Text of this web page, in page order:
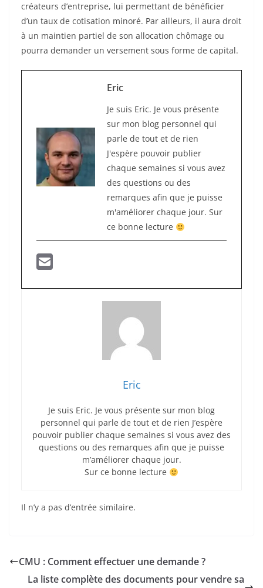
créateurs d’entreprise, lui permettant de bénéficier
d’un taux de cotisation minoré. Par ailleurs, il aura droit
à un maintien partiel de son allocation chômage ou
pourra demander un versement sous forme de capital.
Eric
Je suis Eric. Je vous présente
sur mon blog personnel qui
parle de tout et de rien
J'espère pouvoir publier
chaque semaines si vous avez
des questions ou des
remarques afin que je puisse
m'améliorer chaque jour. Sur
ce bonne lecture
Eric
Je suis Eric. Je vous présente sur mon blog
personnel qui parle de tout et de rien J’espère
pouvoir publier chaque semaines si vous avez des
questions ou des remarques afin que je puisse
m’améliorer chaque jour.
Sur ce bonne lecture
Il n’y a pas d’entrée similaire.
CMU : Comment effectuer une demande ?
La liste complète des documents pour vendre sa